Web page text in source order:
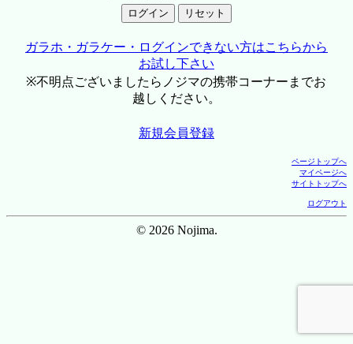
ガラホ・ガラケー・ログインできない方はこちらから
お試し下さい
※不明点ございましたらノジマの携帯コーナーまでお
越しください。
新規会員登録
ページトップへ
マイページへ
サイトトップへ
ログアウト
© 2026 Nojima.